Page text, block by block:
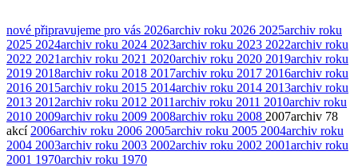
nové připravujeme pro vás 2026archiv roku 2026 2025archiv roku
2025 2024archiv roku 2024 2023archiv roku 2023 2022archiv roku
2022 2021archiv roku 2021 2020archiv roku 2020 2019archiv roku
2019 2018archiv roku 2018 2017archiv roku 2017 2016archiv roku
2016 2015archiv roku 2015 2014archiv roku 2014 2013archiv roku
2013 2012archiv roku 2012 2011archiv roku 2011 2010archiv roku
2010 2009archiv roku 2009 2008archiv roku 2008 2007archiv 78
akcí 2006archiv roku 2006 2005archiv roku 2005 2004archiv roku
2004 2003archiv roku 2003 2002archiv roku 2002 2001archiv roku
2001 1970archiv roku 1970